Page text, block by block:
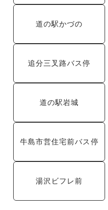
道の駅かづの
追分三叉路バス停
道の駅岩城
牛島市営住宅前バス停
湯沢ビフレ前